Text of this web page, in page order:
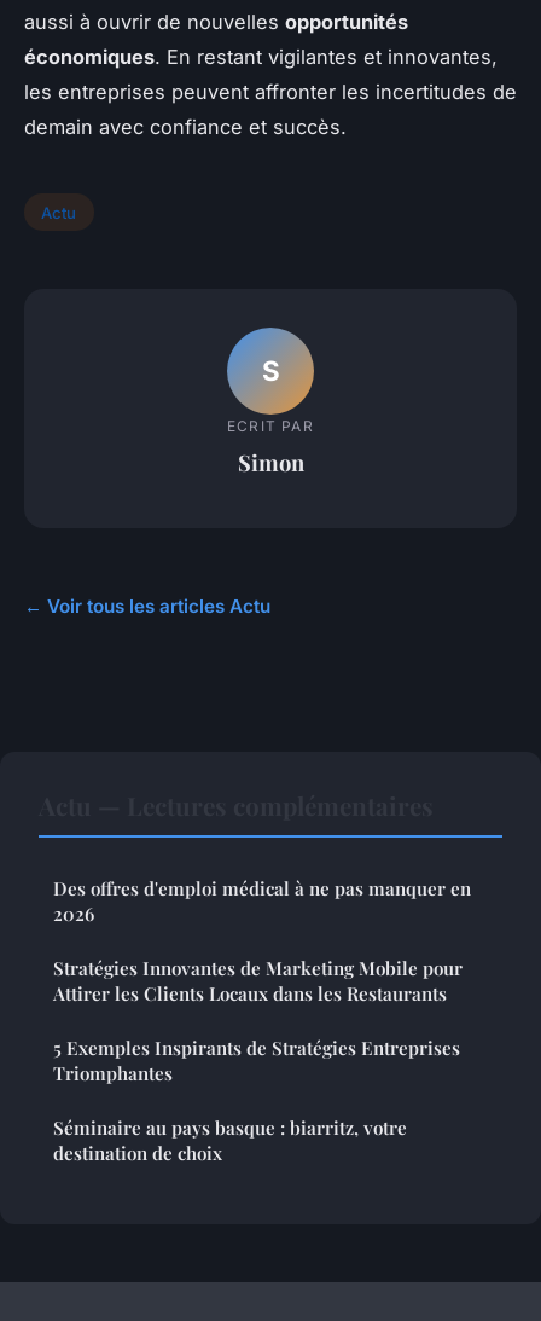
aussi à ouvrir de nouvelles opportunités
économiques. En restant vigilantes et innovantes,
les entreprises peuvent affronter les incertitudes de
demain avec confiance et succès.
Actu
S
ECRIT PAR
Simon
← Voir tous les articles Actu
Des offres d'emploi médical à ne pas manquer en
2026
Stratégies Innovantes de Marketing Mobile pour
Attirer les Clients Locaux dans les Restaurants
5 Exemples Inspirants de Stratégies Entreprises
Triomphantes
Séminaire au pays basque : biarritz, votre
destination de choix